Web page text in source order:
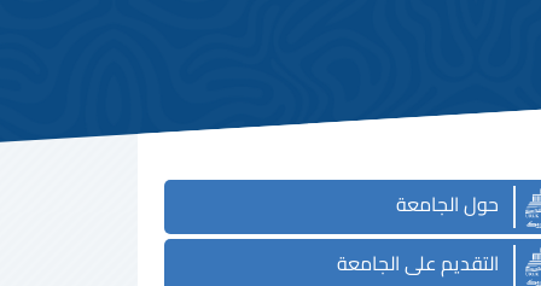
حول الجامعة
التقديم على الجامعة